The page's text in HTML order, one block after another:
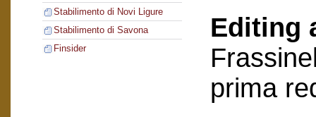
Stabilimento di Novi Ligure
Stabilimento di Savona
Finsider
Editing
prima